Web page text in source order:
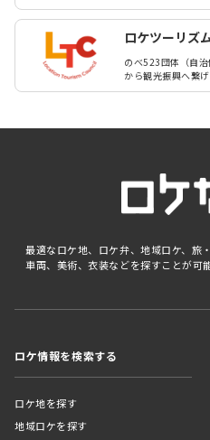
ロケツーリズ
のべ523団体（自
から観光振興へ繋
最適なロケ地、ロケ弁、地域ロケ、旅
車両、美術、衣装などを探すことが可
ロケ情報を検索する
ロケ地を探す
地域ロケを探す